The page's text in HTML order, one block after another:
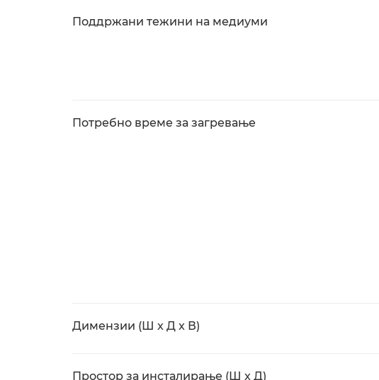
Поддржани тежини на медиуми
Потребно време за загревање
Димензии (Ш x Д x В)
Простор за инсталирање (Ш x Д)